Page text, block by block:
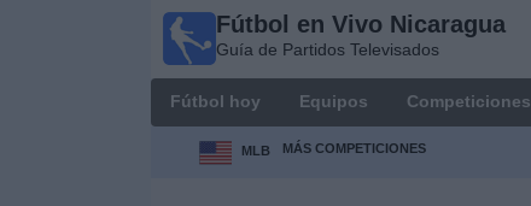
Fútbol en Vivo Nicaragua
Guía de Partidos Televisados
Fútbol hoy Equipos Competiciones
MLB MÁS COMPETICIONES
Fútbol en
Nicaragua